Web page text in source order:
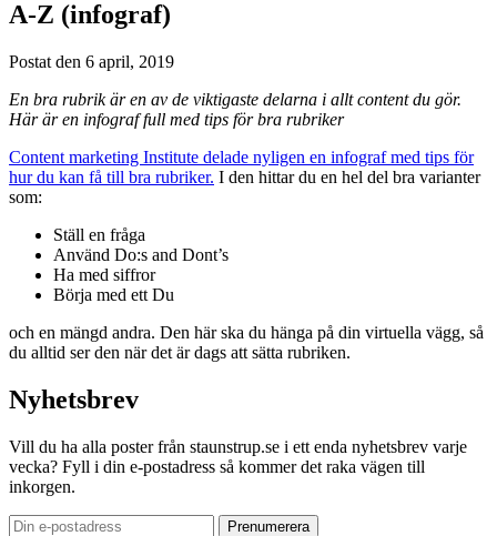
A-Z (infograf)
Postat den 6 april, 2019
En bra rubrik är en av de viktigaste delarna i allt content du gör.
Här är en infograf full med tips för bra rubriker
Content marketing Institute delade nyligen en infograf med tips för
hur du kan få till bra rubriker. I den hittar du en hel del bra varianter
som:
Ställ en fråga
Använd Do:s and Dont’s
Ha med siffror
Börja med ett Du
och en mängd andra. Den här ska du hänga på din virtuella vägg, så
du alltid ser den när det är dags att sätta rubriken.
Nyhetsbrev
Vill du ha alla poster från staunstrup.se i ett enda nyhetsbrev varje
vecka? Fyll i din e-postadress så kommer det raka vägen till
inkorgen.